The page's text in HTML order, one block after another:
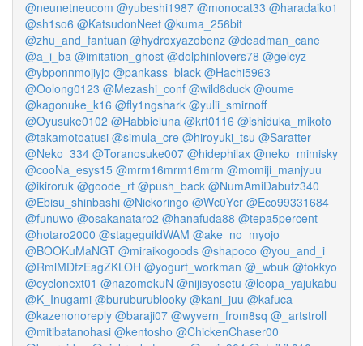
@neunetneucom @yubeshi1987 @monocat33 @haradaiko1
@sh1so6 @KatsudonNeet @kuma_256bit
@zhu_and_fantuan @hydroxyazobenz @deadman_cane
@a_i_ba @imitation_ghost @dolphinlovers78 @gelcyz
@ybponnmojiyjo @pankass_black @Hachi5963
@Oolong0123 @Mezashi_conf @wild8duck @oume
@kagonuke_k16 @fly1ngshark @yulii_smirnoff
@Oyusuke0102 @Habbieluna @krt0116 @ishiduka_mikoto
@takamotoatusi @simula_cre @hiroyuki_tsu @Saratter
@Neko_334 @Toranosuke007 @hidephilax @neko_mimisky
@cooNa_esys15 @mrm16mrm16mrm @momiji_manjyuu
@ikiroruk @goode_rt @push_back @NumAmiDabutz340
@Ebisu_shinbashi @Nickoringo @Wc0Ycr @Eco99331684
@funuwo @osakanataro2 @hanafuda88 @tepa5percent
@hotaro2000 @stageguildWAM @ake_no_myojo
@BOOKuMaNGT @miraikogoods @shapoco @you_and_i
@RmlMDfzEagZKLOH @yogurt_workman @_wbuk @tokkyo
@cyclonext01 @nazomekuN @nijisyosetu @leopa_yajukabu
@K_Inugami @buruburublooky @kani_juu @kafuca
@kazenonoreply @baraji07 @wyvern_from8sq @_artstroll
@mitibatanohasi @kentosho @ChickenChaser00